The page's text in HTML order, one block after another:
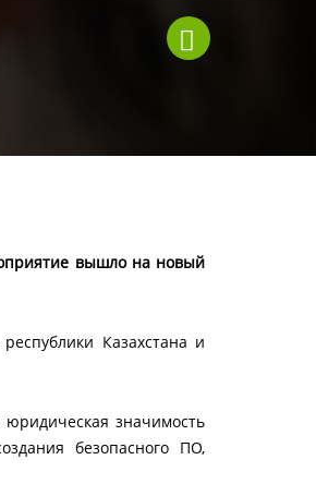
вышло на новый
Казахстана и
значимость
безопасного ПО,